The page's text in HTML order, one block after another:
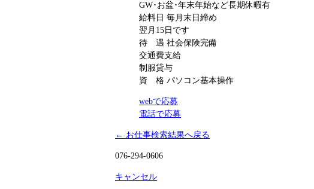
GW･お盆･年末年始など長期休暇有
給料日 毎月末日締め
翌月15日です
待 遇 社会保険完備
交通費支給
制服貸与
資 格 パソコン基本操作
webで応募
電話で応募
← お仕事検索結果へ戻る
076-294-0606
キャンセル